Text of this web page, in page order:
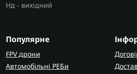
Нд - вихідний
Популярне
FPV дрони
Автомобільні РЕБи